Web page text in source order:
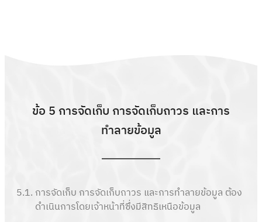
ข้อ 5 การจัดเก็บ การจัดเก็บถาวร และการ
ทำลายข้อมูล
5.1. การจัดเก็บ การจัดเก็บถาวร และการทำลายข้อมูล ต้อง
ดำเนินการโดยเจ้าหน้าที่ซึ่งมีสิทธิเหนือข้อมูล